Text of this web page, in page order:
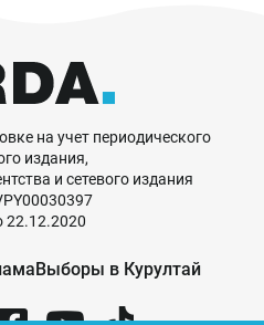
на учет периодического
издания,
и сетевого издания
22.12.2020
Выборы в Курултай